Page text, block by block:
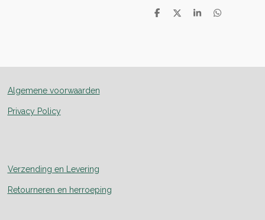
D
D
S
D
Algemene voorwaarden
Privacy Policy
Verzending en Levering
Retourneren en herroeping